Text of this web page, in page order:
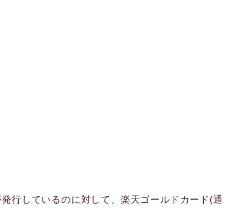
行しているのに対して、楽天ゴールドカード(通